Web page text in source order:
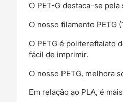
O PET-G destaca-se
O nosso filamento PETG
O PETG é politereftalato
fácil de imprimir.
O nosso PETG, melhora
Em relação ao PLA, é